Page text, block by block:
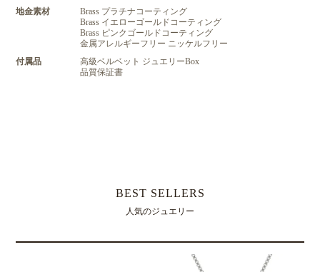
地金素材
Brass プラチナコーティング
Brass イエローゴールドコーティング
Brass ピンクゴールドコーティング
金属アレルギーフリー ニッケルフリー
付属品
高級ベルベット ジュエリーBox
品質保証書
BEST SELLERS
人気のジュエリー